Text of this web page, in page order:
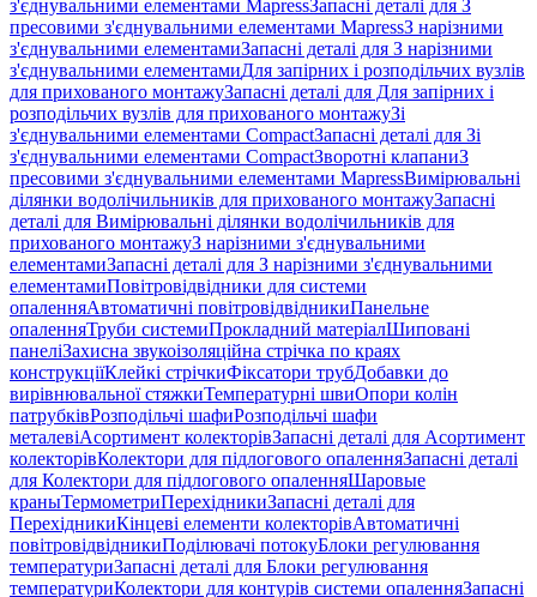
з'єднувальними елементами MapressЗапасні деталі для З
пресовими з'єднувальними елементами MapressЗ нарізними
з'єднувальними елементамиЗапасні деталі для З нарізними
з'єднувальними елементамиДля запірних і розподільчих вузлів
для прихованого монтажуЗапасні деталі для Для запірних і
розподільчих вузлів для прихованого монтажуЗі
з'єднувальними елементами CompactЗапасні деталі для Зі
з'єднувальними елементами CompactЗворотні клапаниЗ
пресовими з'єднувальними елементами MapressВимірювальні
ділянки водолічильників для прихованого монтажуЗапасні
деталі для Вимірювальні ділянки водолічильників для
прихованого монтажуЗ нарізними з'єднувальними
елементамиЗапасні деталі для З нарізними з'єднувальними
елементамиПовітровідвідники для системи
опаленняАвтоматичні повітровідвідникиПанельне
опаленняТруби системиПрокладний матеріалШиповані
панеліЗахисна звукоізоляційна стрічка по краях
конструкціїКлейкі стрічкиФіксатори трубДобавки до
вирівнювальної стяжкиТемпературні швиОпори колін
патрубківРозподільчі шафиРозподільчі шафи
металевіАсортимент колекторівЗапасні деталі для Асортимент
колекторівКолектори для підлогового опаленняЗапасні деталі
для Колектори для підлогового опаленняШаровые
краныТермометриПерехідникиЗапасні деталі для
ПерехідникиКінцеві елементи колекторівАвтоматичні
повітровідвідникиПоділювачі потокуБлоки регулювання
температуриЗапасні деталі для Блоки регулювання
температуриКолектори для контурів системи опаленняЗапасні